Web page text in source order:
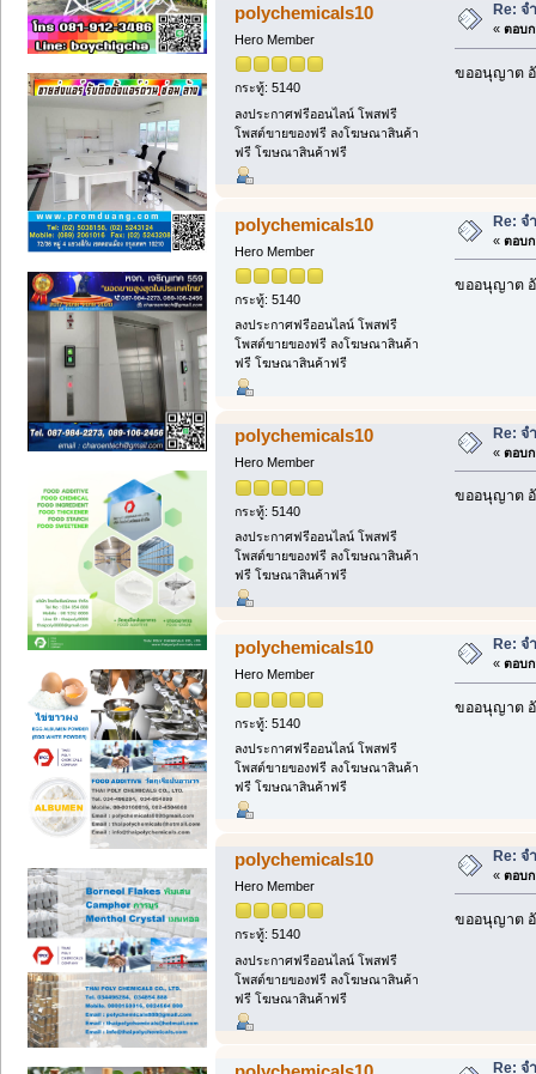
polychemicals10
Hero Member
กระทู้: 5140
ลงประกาศฟรีออนไลน์ โพสฟรี
โพสต์ขายของฟรี ลงโฆษณาสินค้า
ฟรี โฆษณาสินค้าฟรี
Re: จ
« ตอบก
ขออนุญาต
polychemicals10
Hero Member
กระทู้: 5140
ลงประกาศฟรีออนไลน์ โพสฟรี
โพสต์ขายของฟรี ลงโฆษณาสินค้า
ฟรี โฆษณาสินค้าฟรี
Re: จ
« ตอบก
ขออนุญาต
polychemicals10
Hero Member
กระทู้: 5140
ลงประกาศฟรีออนไลน์ โพสฟรี
โพสต์ขายของฟรี ลงโฆษณาสินค้า
ฟรี โฆษณาสินค้าฟรี
Re: จ
« ตอบก
ขออนุญาต
polychemicals10
Hero Member
กระทู้: 5140
ลงประกาศฟรีออนไลน์ โพสฟรี
โพสต์ขายของฟรี ลงโฆษณาสินค้า
ฟรี โฆษณาสินค้าฟรี
Re: จ
« ตอบก
ขออนุญาต
polychemicals10
Hero Member
กระทู้: 5140
ลงประกาศฟรีออนไลน์ โพสฟรี
โพสต์ขายของฟรี ลงโฆษณาสินค้า
ฟรี โฆษณาสินค้าฟรี
Re: จ
« ตอบก
ขออนุญาต
Re: จ